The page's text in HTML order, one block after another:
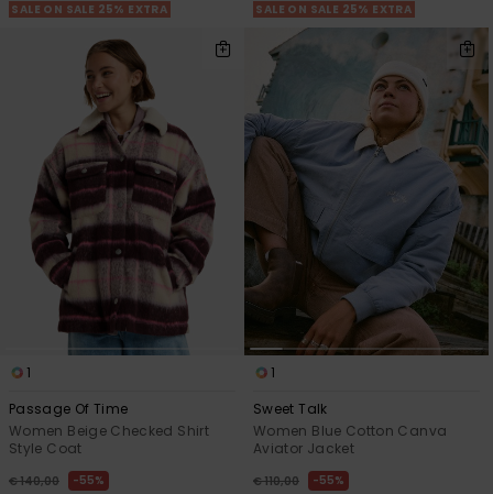
SALE ON SALE 25% EXTRA
SALE ON SALE 25% EXTRA
1
Passage Of Time
Women Beige Checked Shirt
Style Coat
€ 140,00 55%
1
Sweet Talk
Women Blue Cotton Canva
Aviator Jacket
€ 110,00 55%